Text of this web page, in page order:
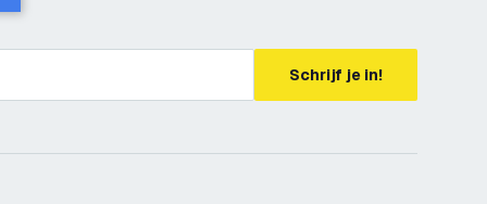
Schrijf je in!